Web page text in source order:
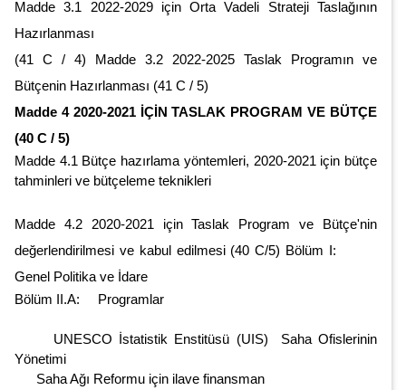
Madde 3.1 2022-2029 için Orta Vadeli Strateji Taslağının
Hazırlanması
(41 C / 4) Madde 3.2 2022-2025 Taslak Programın ve
Bütçenin Hazırlanması (41 C / 5)
Madde 4 2020-2021 İÇİN TASLAK PROGRAM VE BÜTÇE
(40 C / 5)
Madde 4.1 Bütçe hazırlama yöntemleri, 2020-2021 için bütçe
tahminleri ve bütçeleme teknikleri
Madde 4.2 2020-2021 için Taslak Program ve Bütçe'nin
değerlendirilmesi ve kabul edilmesi (40 C/5) Bölüm I:
Genel Politika ve İdare
Bölüm II.A: Programlar
UNESCO İstatistik Enstitüsü (UIS) Saha Ofislerinin
Yönetimi
Saha Ağı Reformu için ilave finansman